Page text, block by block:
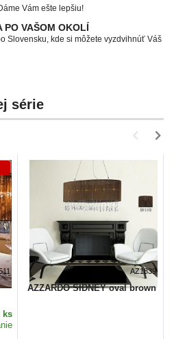
Vám ešte lepšiu!
PO VAŠOM OKOLÍ
Slovensku, kde si môžete vyzdvihnúť Váš
série
ks
AZ1839
AZZARDO SIDNEY oval brown